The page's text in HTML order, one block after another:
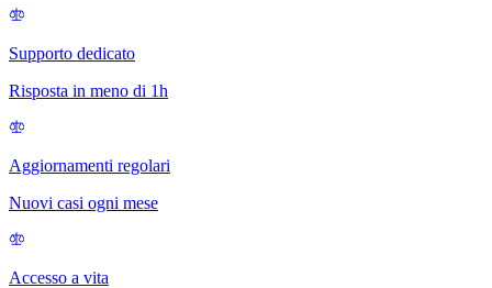
Supporto dedicato
Risposta in meno di 1h
Aggiornamenti regolari
Nuovi casi ogni mese
Accesso a vita